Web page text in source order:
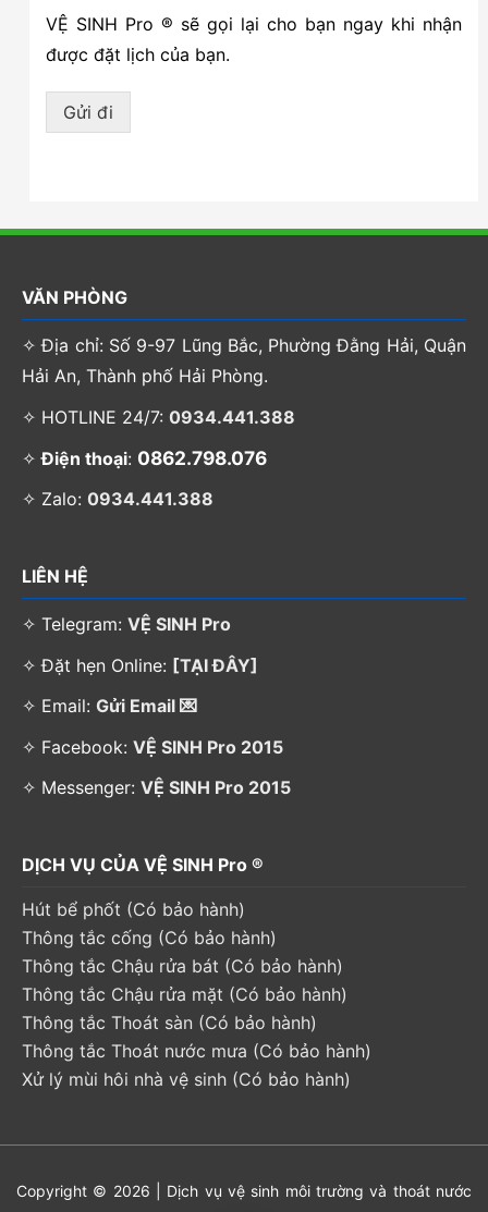
VỆ SINH Pro ® sẽ gọi lại cho bạn ngay khi nhận
được đặt lịch của bạn.
Gửi đi
VĂN PHÒNG
✧ Địa chỉ: Số 9-97 Lũng Bắc, Phường Đằng Hải, Quận
Hải An, Thành phố Hải Phòng.
✧ HOTLINE 24/7: 0934.441.388
✧Điện thoại: 0862.798.076
✧ Zalo: 0934.441.388
LIÊN HỆ
✧ Telegram: VỆ SINH Pro
✧ Đặt hẹn Online: [TẠI ĐÂY]
✧ Email: Gửi Email 💌
✧ Facebook: VỆ SINH Pro 2015
✧ Messenger: VỆ SINH Pro 2015
DỊCH VỤ CỦA VỆ SINH Pro ®
Hút bể phốt (Có bảo hành)
Thông tắc cống (Có bảo hành)
Thông tắc Chậu rửa bát (Có bảo hành)
Thông tắc Chậu rửa mặt (Có bảo hành)
Thông tắc Thoát sàn (Có bảo hành)
Thông tắc Thoát nước mưa (Có bảo hành)
Xử lý mùi hôi nhà vệ sinh (Có bảo hành)
Copyright © 2026 | Dịch vụ vệ sinh môi trường và thoát nước